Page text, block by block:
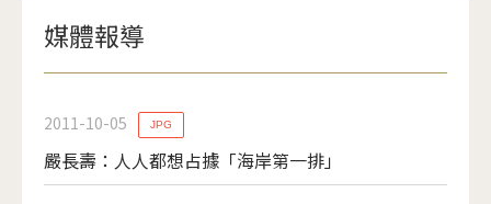
媒體報導
2011-10-05
嚴長壽：人人都想占據「海岸第一排」
JPG